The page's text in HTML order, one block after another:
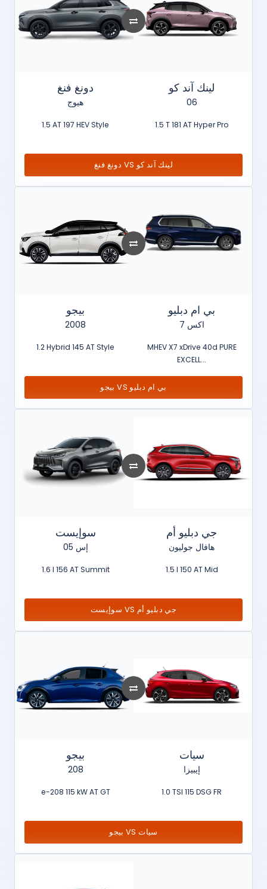
دونغ فنغ
هيوج
1.5 AT 197 HEV Style
لينك آند كو
06
1.5 T 181 AT Hyper Pro
دونغ فنغ VS لينك آند كو
بيجو
2008
1.2 Hybrid 145 AT Style
بي ام دبليو
اكس 7
MHEV X7 xDrive 40d PURE
EXCELL...
بيجو VS بي ام دبليو
سوإيست
إس 05
1.6 l 156 AT Summit
جي دبليو أم
هافال جوليون
1.5 l 150 AT Mid
سوإيست VS جي دبليو أم
بيجو
208
e-208 115 kW AT GT
سيات
إيبيزا
1.0 TSI 115 DSG FR
بيجو VS سيات